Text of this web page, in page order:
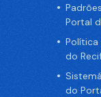
Portal
Política
do
do